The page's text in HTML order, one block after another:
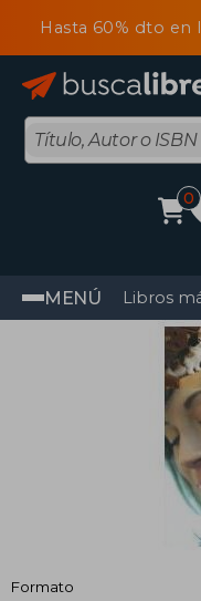
Hasta 60% dto
0
MENÚ Libros
Formato